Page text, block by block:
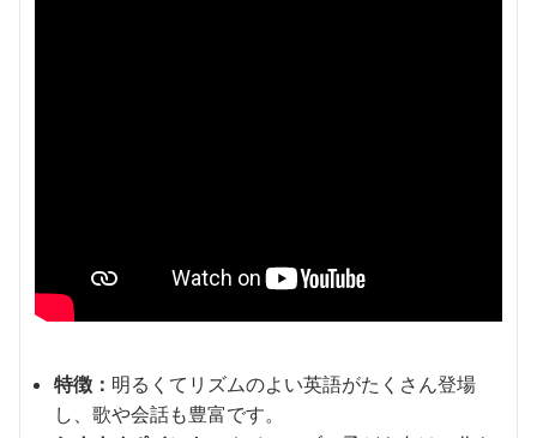
特徴： 明るくてリズムのよい英語がたくさん登場
し、歌や会話も豊富です。